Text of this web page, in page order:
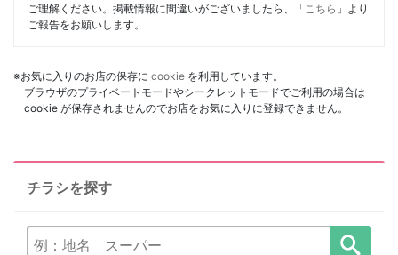
ご理解ください。掲載情報に間違いがございましたら、「 こちら 」より
ご報告をお願いします。
※お気に入りのお店の保存に cookie を利用しています。
ブラウザのプライベートモードやシークレットモードでご利用の場合は
cookie が保存されませんのでお店をお気に入りに登録できません。
チラシを探す